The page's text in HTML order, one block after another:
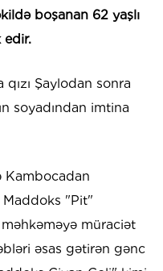
boşanan 62 yaşlı
edir.
Şaylodan sonra
soyadından imtina
Maddoks "Pit"
müraciət
əsas gətirən gənc